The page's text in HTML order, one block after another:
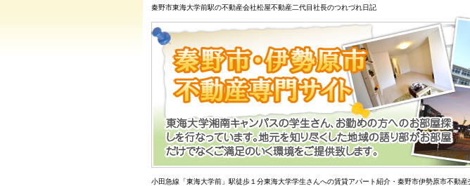
秦野市東海大学前駅の不動産会社松屋不動産二代目社長のつれづれ日記
小田急線「東海大学前」駅徒歩１分東海大学学生さんへの賃貸アパート紹介・秦野市伊勢原市不動